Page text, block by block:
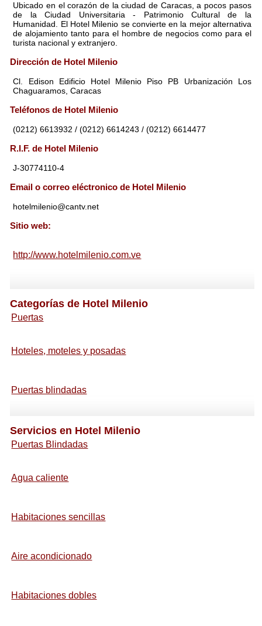
Ubicado en el corazón de la ciudad de Caracas, a pocos pasos
de la Ciudad Universitaria - Patrimonio Cultural de la
Humanidad. El Hotel Milenio se convierte en la mejor alternativa
de alojamiento tanto para el hombre de negocios como para el
turista nacional y extranjero.
Dirección de Hotel Milenio
Cl. Edison Edificio Hotel Milenio Piso PB Urbanización Los
Chaguaramos, Caracas
Teléfonos de Hotel Milenio
(0212) 6613932 / (0212) 6614243 / (0212) 6614477
R.I.F. de Hotel Milenio
J-30774110-4
Email o correo eléctronico de Hotel Milenio
hotelmilenio@cantv.net
Sitio web:
http://www.hotelmilenio.com.ve
Categorías de Hotel Milenio
Puertas
Hoteles, moteles y posadas
Puertas blindadas
Servicios en Hotel Milenio
Puertas Blindadas
Agua caliente
Habitaciones sencillas
Aire acondicionado
Habitaciones dobles